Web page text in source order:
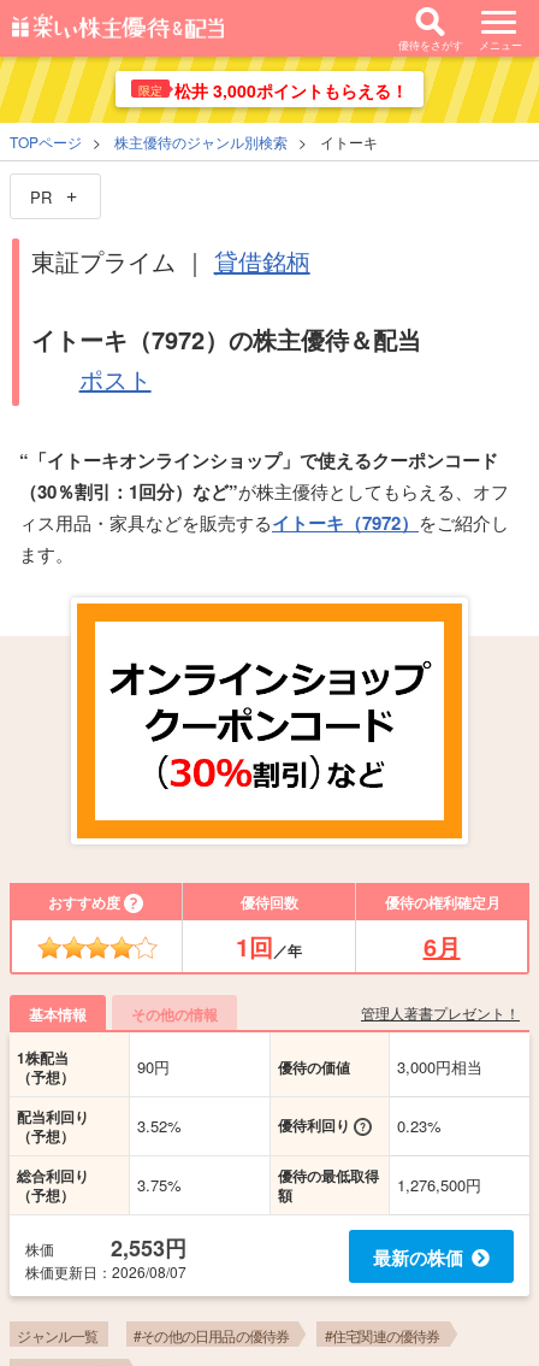
優待をさがす メニュー
限定 松井 3,000ポイントもらえる！
TOPページ 株主優待のジャンル別検索 イトーキ
PR
東証プライム ｜ 貸借銘柄
イトーキ（7972）の株主優待＆配当
ポスト
“「イトーキオンラインショップ」で使えるクーポンコード
（30％割引：1回分）など”が株主優待としてもらえる、オフ
ィス用品・家具などを販売するイトーキ（7972） をご紹介し
ます。
おすすめ度 優待回数 優待の権利確定月
1回／年 6月
基本情報 その他の情報 管理人著書プレゼント！
1株配当
（予想）
90円 優待の価値 3,000円相当
配当利回り
（予想）
3.52% 優待利回り 0.23%
総合利回り
（予想）
3.75%
優待の最低取得
額
1,276,500円
株価 2,553円
株価更新日 ：2026/08/07
最新の株価
ジャンル一覧 #その他の日用品の優待券
#住宅関連の優待券